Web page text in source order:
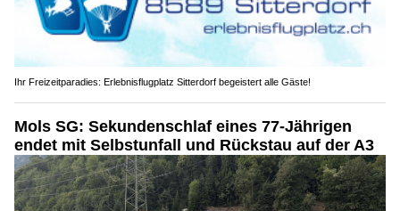
Ihr Freizeitparadies: Erlebnisflugplatz Sitterdorf begeistert alle Gäste!
Mols SG: Sekundenschlaf eines 77-Jährigen
endet mit Selbstunfall und Rückstau auf der A3